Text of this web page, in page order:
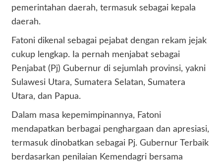
pemerintahan daerah, termasuk sebagai kepala
daerah.
Fatoni dikenal sebagai pejabat dengan rekam jejak
cukup lengkap. Ia pernah menjabat sebagai
Penjabat (Pj) Gubernur di sejumlah provinsi, yakni
Sulawesi Utara, Sumatera Selatan, Sumatera
Utara, dan Papua.
Dalam masa kepemimpinannya, Fatoni
mendapatkan berbagai penghargaan dan apresiasi,
termasuk dinobatkan sebagai Pj. Gubernur Terbaik
berdasarkan penilaian Kemendagri bersama